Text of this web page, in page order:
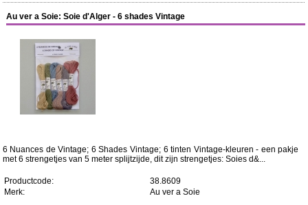
Au ver a Soie: Soie d'Alger - 6 shades Vintage
6 Nuances de Vintage; 6 Shades Vintage; 6 tinten Vintage-kleuren - een pakje
met 6 strengetjes van 5 meter splijtzijde, dit zijn strengetjes: Soies d&...
Productcode:
38.8609
Merk:
Au ver a Soie